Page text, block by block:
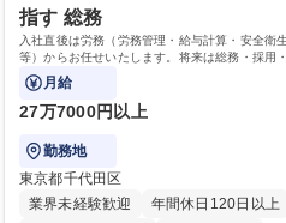
指す 総務
入社直後は労務（労務管理・給与計算・安全衛
等）からお任せいたします。将来は総務・採用
備範囲を広げ、組織運営を支えるゼネラリスト
月給
27万7000円以上
勤務地
東京都千代田区
業界未経験歓迎
年間休日120日以上